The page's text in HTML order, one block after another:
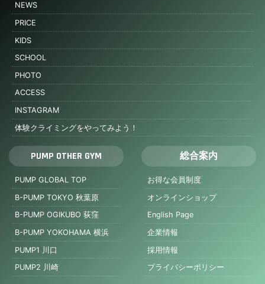
NEWS
PRICE
KIDS
SCHOOL
PHOTO
ACCESS
INSTAGRAM
体験クライミングをやってみよう！
PUMP OTHER GYM
PUMP GLOBAL TOP
B-PUMP TOKYO 秋葉原
B-PUMP OGIKUBO 荻窪
B-PUMP YOKOHAMA 横浜
PUMP1 川口
PUMP2 川崎
総合案内
お得な会員制度
オンラインショップ
English Page
企業情報
採用情報
プライバシーポリシー